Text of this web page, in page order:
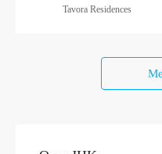
Tavora Residences